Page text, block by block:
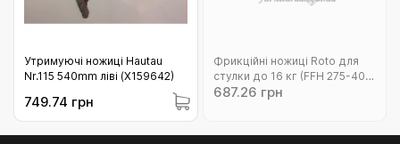
Утримуючі ножиці Hautau
Nr.115 540mm ліві (Х159642)
749.74 грн
Фрикційні ножиці Roto для
стулки до 16 кг (FFH 275-400
відкр 80 гр) 13 мм (18-
687.26 грн